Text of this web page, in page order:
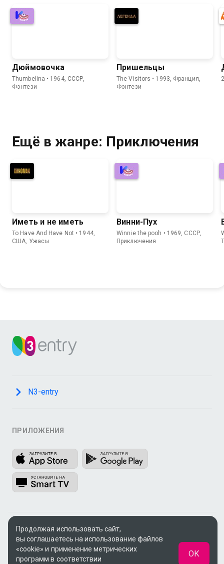
Дюймовочка
Thumbelina • 1964, СССР,
Фэнтези
Пришельцы
The Visitors • 1993, Франция,
Фэнтези
Ещё в жанре: Приключения
Иметь и не иметь
To Have And Have Not • 1944,
США, Ужасы
Винни-Пух
Winnie the pooh • 1969, СССР,
Приключения
N3-entry
ПРИЛОЖЕНИЯ
© 2009 - 2026, ООО «Медиа Системы»
Поддержка:support@n3.ru
UUID: d9bed8d2-e1f5-4e86-9bee-3a16d4877645
Продолжая использовать сайт,
вы соглашаетесь на использование файлов
«cookie» и применение метрических
программ в соответствии
ОК